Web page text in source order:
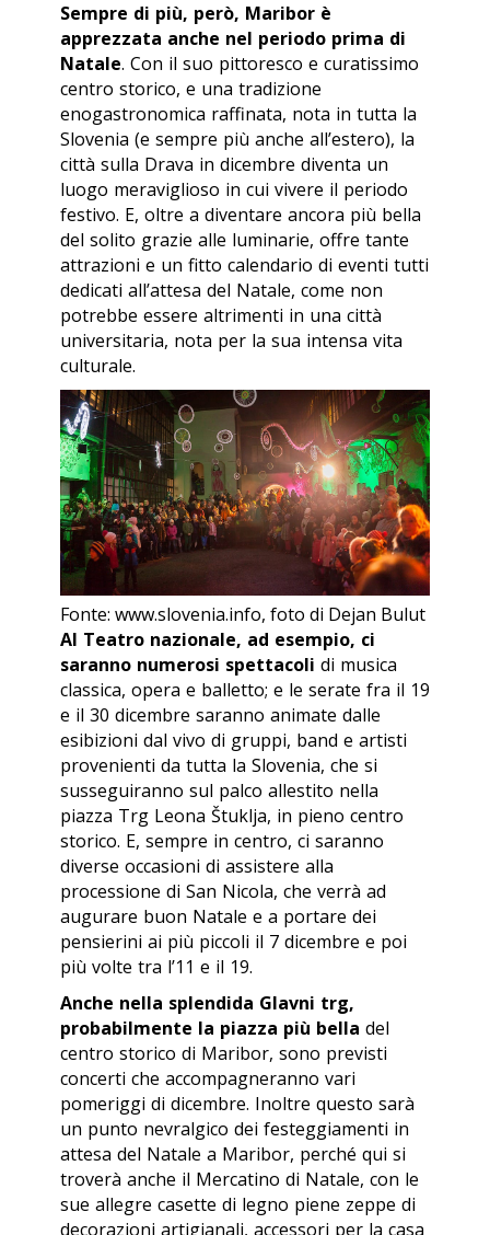
Sempre di più, però, Maribor è
apprezzata anche nel periodo prima di
Natale. Con il suo pittoresco e curatissimo
centro storico, e una tradizione
enogastronomica raffinata, nota in tutta la
Slovenia (e sempre più anche all’estero), la
città sulla Drava in dicembre diventa un
luogo meraviglioso in cui vivere il periodo
festivo. E, oltre a diventare ancora più bella
del solito grazie alle luminarie, offre tante
attrazioni e un fitto calendario di eventi tutti
dedicati all’attesa del Natale, come non
potrebbe essere altrimenti in una città
universitaria, nota per la sua intensa vita
culturale.
Fonte: www.slovenia.info, foto di Dejan Bulut
Al Teatro nazionale, ad esempio, ci
saranno numerosi spettacoli di musica
classica, opera e balletto; e le serate fra il 19
e il 30 dicembre saranno animate dalle
esibizioni dal vivo di gruppi, band e artisti
provenienti da tutta la Slovenia, che si
susseguiranno sul palco allestito nella
piazza Trg Leona Štuklja, in pieno centro
storico. E, sempre in centro, ci saranno
diverse occasioni di assistere alla
processione di San Nicola, che verrà ad
augurare buon Natale e a portare dei
pensierini ai più piccoli il 7 dicembre e poi
più volte tra l’11 e il 19.
Anche nella splendida Glavni trg,
probabilmente la piazza più bella del
centro storico di Maribor, sono previsti
concerti che accompagneranno vari
pomeriggi di dicembre. Inoltre questo sarà
un punto nevralgico dei festeggiamenti in
attesa del Natale a Maribor, perché qui si
troverà anche il Mercatino di Natale, con le
sue allegre casette di legno piene zeppe di
decorazioni artigianali, accessori per la casa